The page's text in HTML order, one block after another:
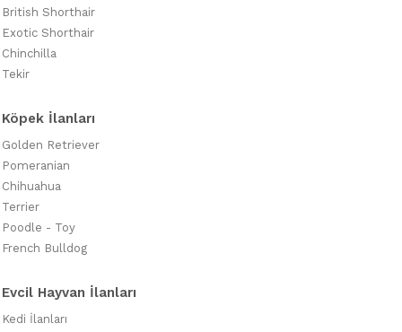
British Shorthair
Exotic Shorthair
Chinchilla
Tekir
Köpek İlanları
Golden Retriever
Pomeranian
Chihuahua
Terrier
Poodle - Toy
French Bulldog
Evcil Hayvan İlanları
Kedi İlanları